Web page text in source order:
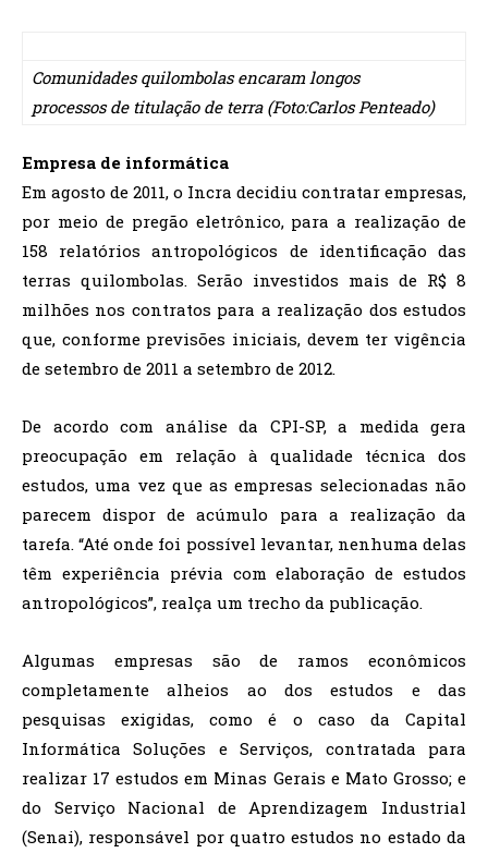
Comunidades quilombolas encaram longos
processos de titulação de terra (Foto:Carlos Penteado)
Empresa de informática
Em agosto de 2011, o Incra decidiu contratar empresas,
por meio de pregão eletrônico, para a realização de
158 relatórios antropológicos de identificação das
terras quilombolas. Serão investidos mais de R$ 8
milhões nos contratos para a realização dos estudos
que, conforme previsões iniciais, devem ter vigência
de setembro de 2011 a setembro de 2012.
De acordo com análise da CPI-SP, a medida gera
preocupação em relação à qualidade técnica dos
estudos, uma vez que as empresas selecionadas não
parecem dispor de acúmulo para a realização da
tarefa. “Até onde foi possível levantar, nenhuma delas
têm experiência prévia com elaboração de estudos
antropológicos”, realça um trecho da publicação.
Algumas empresas são de ramos econômicos
completamente alheios ao dos estudos e das
pesquisas exigidas, como é o caso da Capital
Informática Soluções e Serviços, contratada para
realizar 17 estudos em Minas Gerais e Mato Grosso; e
do Serviço Nacional de Aprendizagem Industrial
(Senai), responsável por quatro estudos no estado da